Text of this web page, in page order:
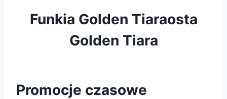
Funkia Golden Tiaraosta
Golden Tiara
Promocje czasowe